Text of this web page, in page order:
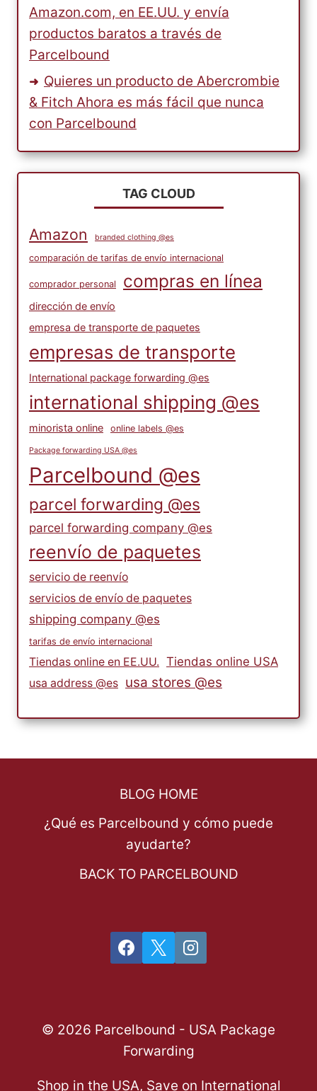
Amazon.com, en EE.UU. y envía
productos baratos a través de
Parcelbound
Quieres un producto de Abercrombie
& Fitch Ahora es más fácil que nunca
con Parcelbound
TAG CLOUD
Amazon branded clothing @es
comparación de tarifas de envío internacional
comprador personal compras en línea
dirección de envío
empresa de transporte de paquetes
empresas de transporte
International package forwarding @es
international shipping @es
minorista online online labels @es
Package forwarding USA @es
Parcelbound @es
parcel forwarding @es
parcel forwarding company @es
reenvío de paquetes
servicio de reenvío
servicios de envío de paquetes
shipping company @es
tarifas de envío internacional
Tiendas online en EE.UU. Tiendas online USA
usa address @es usa stores @es
BLOG HOME
¿Qué es Parcelbound y cómo puede
ayudarte?
BACK TO PARCELBOUND
© 2026 Parcelbound - USA Package
Forwarding
Shop in the USA, Save on International